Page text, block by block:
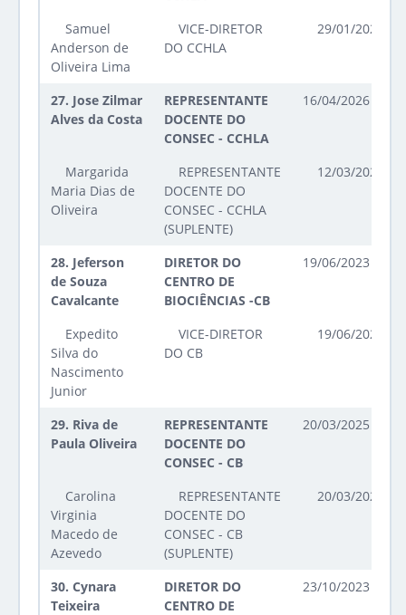
Samuel
Anderson de
Oliveira Lima
VICE-DIRETOR
DO CCHLA
29/01/2025
27. Jose Zilmar
Alves da Costa
REPRESENTANTE
DOCENTE DO
CONSEC - CCHLA
16/04/2026 até
Margarida
Maria Dias de
Oliveira
REPRESENTANTE
DOCENTE DO
CONSEC - CCHLA
(SUPLENTE)
12/03/2026
28. Jeferson
de Souza
Cavalcante
DIRETOR DO
CENTRO DE
BIOCIÊNCIAS -CB
19/06/2023 até
Expedito
Silva do
Nascimento
Junior
VICE-DIRETOR
DO CB
19/06/2023
29. Riva de
Paula Oliveira
REPRESENTANTE
DOCENTE DO
CONSEC - CB
20/03/2025 até
Carolina
Virginia
Macedo de
Azevedo
REPRESENTANTE
DOCENTE DO
CONSEC - CB
(SUPLENTE)
20/03/2025
30. Cynara
Teixeira
DIRETOR DO
CENTRO DE
23/10/2023 até